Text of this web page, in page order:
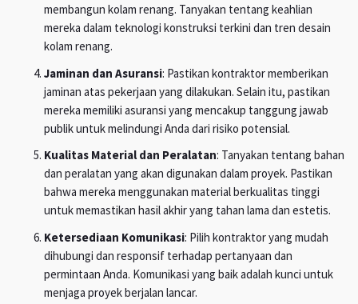
membangun kolam renang. Tanyakan tentang keahlian
mereka dalam teknologi konstruksi terkini dan tren desain
kolam renang.
Jaminan dan Asuransi: Pastikan kontraktor memberikan
jaminan atas pekerjaan yang dilakukan. Selain itu, pastikan
mereka memiliki asuransi yang mencakup tanggung jawab
publik untuk melindungi Anda dari risiko potensial.
Kualitas Material dan Peralatan: Tanyakan tentang bahan
dan peralatan yang akan digunakan dalam proyek. Pastikan
bahwa mereka menggunakan material berkualitas tinggi
untuk memastikan hasil akhir yang tahan lama dan estetis.
Ketersediaan Komunikasi: Pilih kontraktor yang mudah
dihubungi dan responsif terhadap pertanyaan dan
permintaan Anda. Komunikasi yang baik adalah kunci untuk
menjaga proyek berjalan lancar.